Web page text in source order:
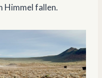
Himmel fallen.